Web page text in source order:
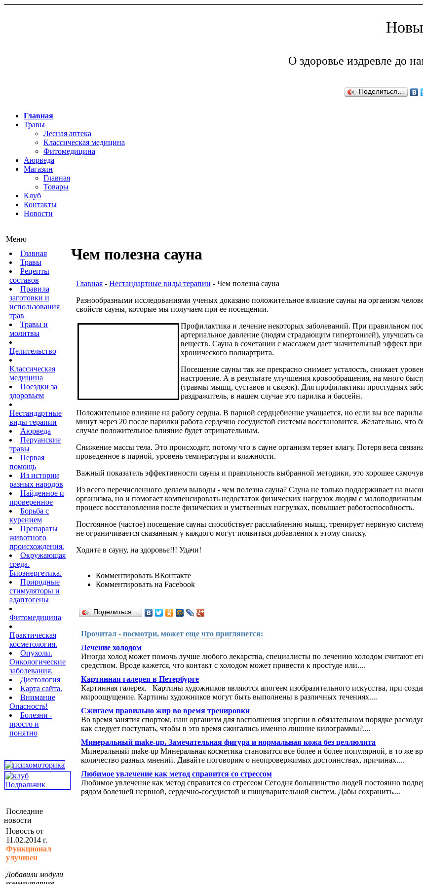
О здоровье издревле до
Поделиться…
Главная
Травы
Лесная аптека
Классическая медицина
Фитомедицина
Аюрведа
Магазин
Главная
Товары
Клуб
Контакты
Новости
Меню
Главная
Травы
Рецепты
составов
Правила
заготовки и
использования
трав
Травы и
молитвы
Целительство
Классическая
медицина
Поездки за
здоровьем
Нестандартные
виды терапии
Аюрведа
Перуанские
травы
Первая
помощь
Из истории
разных народов
Найденное и
проверенное
Борьба с
курением
Препараты
животного
происхождения.
Окружающая
среда.
Биоэнергетика.
Природные
стимуляторы и
адаптогены
Фитомедицина
Практическая
косметология.
Опухоли.
Онкологические
заболевания.
Диетология
Карта сайта.
Внимание
Опасность!
Болезни -
просто и
понятно
Последние
новости
Новость от
11.02.2014 г.
Функционал
улучшен
Добавили модули
Чем полезна сауна
Главная - Нестандартные виды терапии - Чем полезна сауна
Разнообразными исследованиями ученых доказано положительное влияние сауны на организм
свойств сауны, которые мы получаем при ее посещении.
Профилактика и лечение некоторых заболеваний. При правильном
артериальное давление (людям страдающим гипертонией), улучшать
веществ. Сауна в сочетании с массажем дает значительный эффект
хронического полиартрита.
Посещение сауны так же прекрасно снимает усталость, снижает
настроение. А в результате улучшения кровообращения, на много
(травмы мышц, суставов и связок). Для профилактики простудных
раздражитель, в нашем случае это парилка и бассейн.
Положительное влияние на работу сердца. В парной сердцебиение учащается, но если вы все
минут через 20 после парилки работа сердечно сосудистой системы восстановится. Желательно,
случае положительное влияние будет отрицательным.
Снижение массы тела. Это происходит, потому что в сауне организм теряет влагу. Потеря веса
проведенное в парной, уровень температуры и влажности.
Важный показатель эффективности сауны и правильность выбранной методики, это хорошее
Из всего перечисленного делаем выводы - чем полезна сауна? Сауна не только поддерживает на
организма, но и помогает компенсировать недостаток физических нагрузок людям с
процесс восстановления после физических и умственных нагрузках, повышает работоспособность.
Постоянное (частое) посещение сауны способствует расслаблению мышц, тренирует нервную
не ограничивается сказанным у каждого могут появиться добавления к этому списку.
Ходите в сауну, на здоровье!!! Удачи!
Комментировать ВКонтакте
Комментировать на Facebook
Поделиться…
Прочитал - посмотри, может еще что приглянется:
Лечение холодом
Иногда холод может помочь лучше любого лекарства, специалисты по лечению холодом считают
средством. Вроде кажется, что контакт с холодом может привести к простуде или....
Картинная галерея в Петербурге
Картинная галерея. Картины художников являются апогеем изобразительного искусства, при
мироощущение. Картины художников могут быть выполнены в различных течениях....
Сжигаем правильно жир во время тренировки
Во время занятия спортом, наш организм для восполнения энергии в обязательном порядке
как следует поступать, чтобы в это время сжигались именно лишние килограммы?....
Минеральный make-up. Замечательная фигура и нормальная кожа без целлюлита
Минеральный make-up Минеральная косметика становится все более и более популярной, в то же
количество разных мнений. Давайте поговорим о неопровержимых достоинствах, причинах....
Любимое увлечение как метод справится со стрессом
Любимое увлечение как метод справится со стрессом Сегодня большинство людей постоянно
рядом болезней нервной, сердечно-сосудистой и пищеварительной систем. Дабы сохранить....